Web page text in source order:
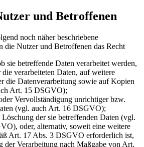
und Betroffenen
noch näher beschriebene
die Nutzer und Betroffenen das Recht
sie betreffende Daten verarbeitet werden,
verarbeiteten Daten, auf weitere
die Datenverarbeitung sowie auf Kopien
Art. 15 DSGVO);
Vervollständigung unrichtiger bzw.
(vgl. auch Art. 16 DSGVO);
der sie betreffenden Daten (vgl.
oder, alternativ, soweit eine weitere
Art. 17 Abs. 3 DSGVO erforderlich ist,
der Verarbeitung nach Maßgabe von Art.